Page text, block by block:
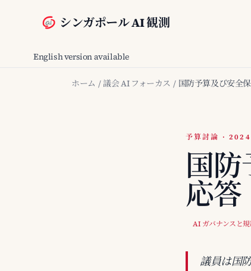
シンガポール AI 観測
English version available
ホーム / 議会 AI フォーカス / 国防予算及び安全
予算討論 ·
国
応答
AI ガバナンスと規
議員は国